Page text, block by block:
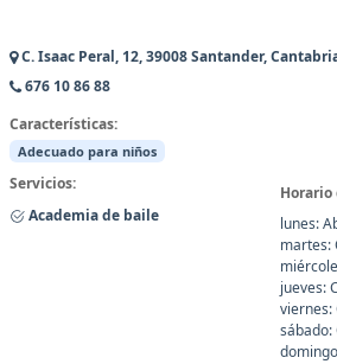
C. Isaac Peral, 12, 39008 Santander,
676 10 86 88
Características:
Adecuado para niños
Servicios:
Academia de baile
lunes:
martes:
jueves:
viernes:
sábado: